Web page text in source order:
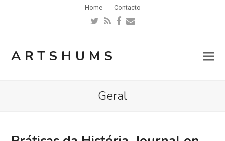
Home Contacto
Twitter
RSSFacebook
Email
ARTSHUMS
Geral